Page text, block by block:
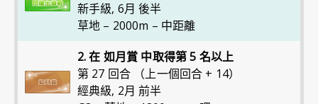
新手級, 6月 後半
草地 – 2000m – 中距離
2. 在 如月賞 中取得第 5 名以上
第 27 回合 （上一個回合 + 14）
經典級, 2月 前半